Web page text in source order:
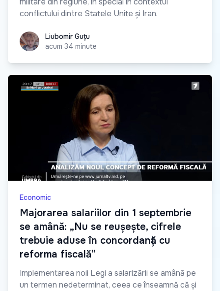
conflictului dintre Statele Unite și Iran.
Liubomir Guțu
Liubomir Guțu
acum 34 minute
Economic
Majorarea salariilor din 1 septembrie
se amână: „Nu se reușește, cifrele
trebuie aduse în concordanță cu
reforma fiscală”
Implementarea noii Legi a salarizării se amână pe
un termen nedeterminat, ceea ce înseamnă că și